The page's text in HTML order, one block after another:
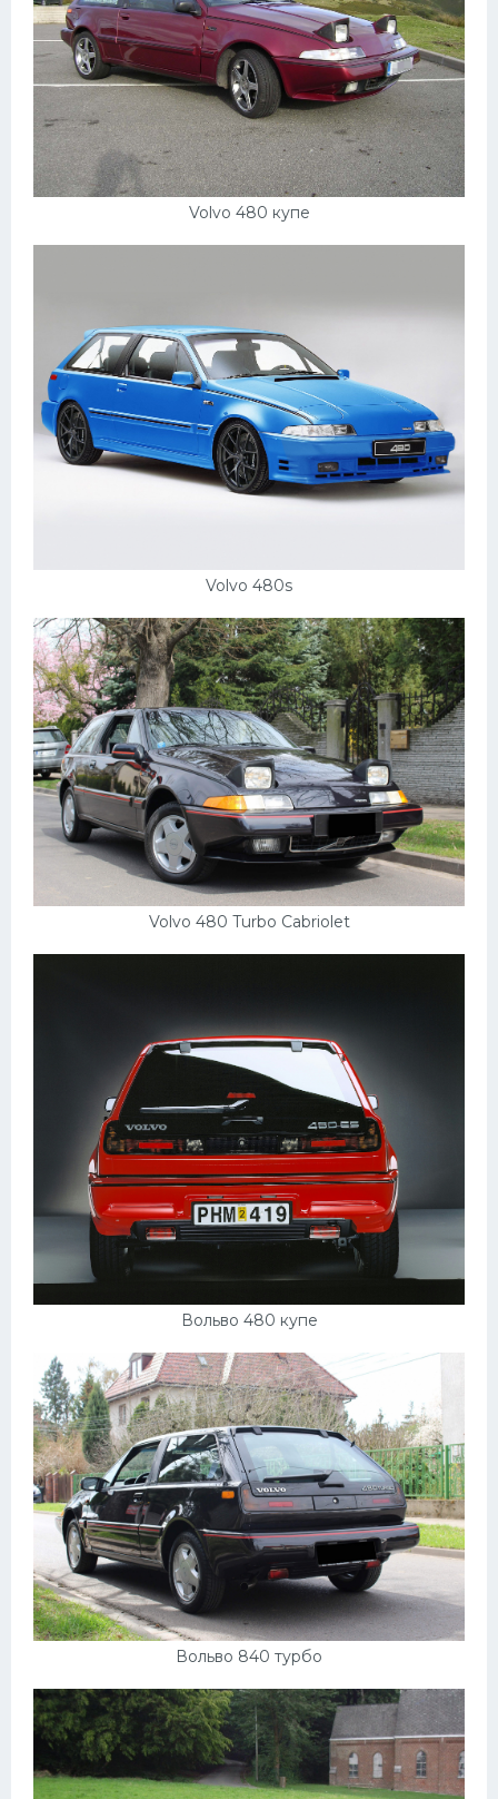
Volvo 480 купе
Volvo 480s
Volvo 480 Turbo Cabriolet
Вольво 480 купе
Вольво 840 турбо
Хендай
Лимузины
Камаз
Автобусы
Хонда
Кадиллак
Автокемпер
Феррари
Поезда
Ява
Эмблемы
Спецтехника